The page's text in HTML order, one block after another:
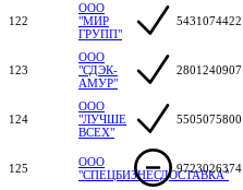
122
ООО
"МИР
ГРУПП"
5431074422
123
ООО
"СДЭК-
АМУР"
2801240907
124
ООО
"ЛУЧШЕ
ВСЕХ"
5505075800
125
ООО
"СПЕЦБИЗНЕСДОСТАВКА"
9723026374